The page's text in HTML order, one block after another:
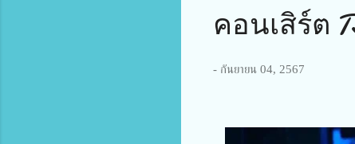
คอนเสิร์ต
- กันยายน 04, 2567